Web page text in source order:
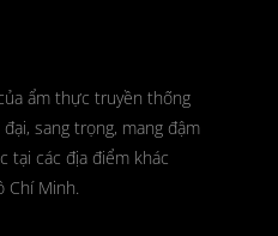
ẩm thực truyền thống
sang trọng, mang đậm
tại các địa điểm khác
Minh.